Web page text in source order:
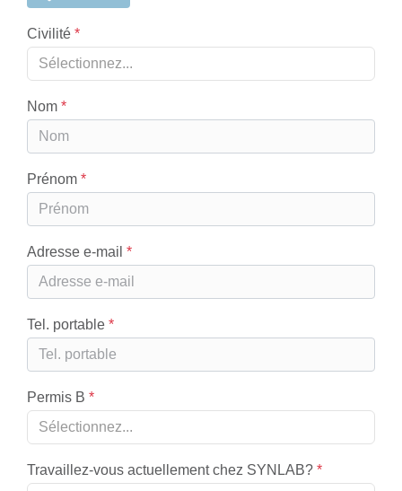
Civilité
Sélectionnez...
Nom
Prénom
Adresse e-mail
Tel. portable
Permis B
Sélectionnez...
Travaillez-vous actuellement chez SYNLAB?